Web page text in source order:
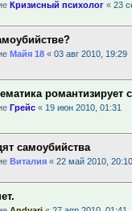
Кризисный психолог « 23
Майя 18 « 03 авг 2010, 19:29
романтизирует
Грейс « 19 июн 2010, 01:31
самоубийства
Виталия « 22 май 2010, 20:10